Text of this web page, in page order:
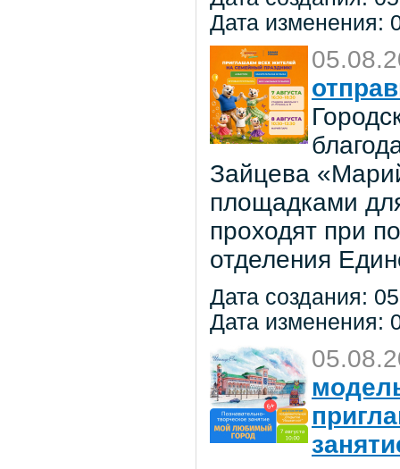
Дата изменения:
Зайцева
площадками
проходят при
отделения
Дата создания:
Дата изменения: